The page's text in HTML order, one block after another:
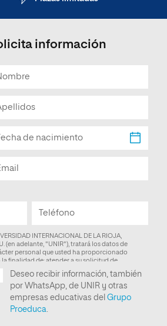
información